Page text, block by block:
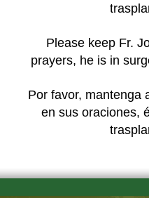
Please keep Fr.
prayers, he is in
Por favor, mantenga
en sus oraciones,